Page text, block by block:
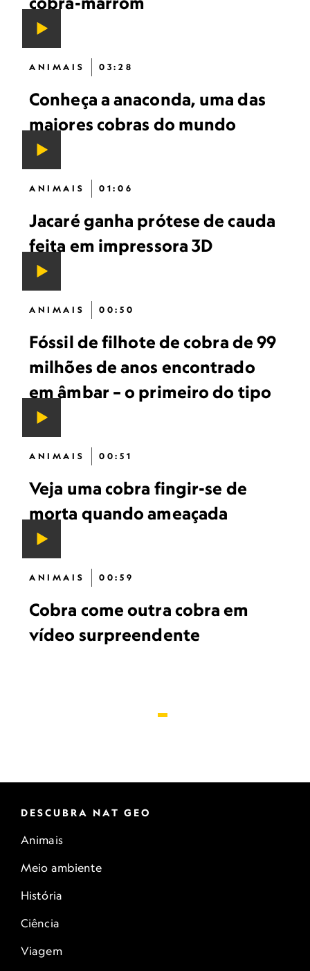
ANIMAIS 03:28
Conheça a anaconda, uma das
maiores cobras do mundo
ANIMAIS 01:06
Jacaré ganha prótese de cauda
feita em impressora 3D
ANIMAIS 00:50
Fóssil de filhote de cobra de 99
milhões de anos encontrado
em âmbar – o primeiro do tipo
ANIMAIS 00:51
Veja uma cobra fingir-se de
morta quando ameaçada
ANIMAIS 00:59
Cobra come outra cobra em
vídeo surpreendente
DESCUBRA NAT GEO
Animais
Meio ambiente
História
Ciência
Viagem